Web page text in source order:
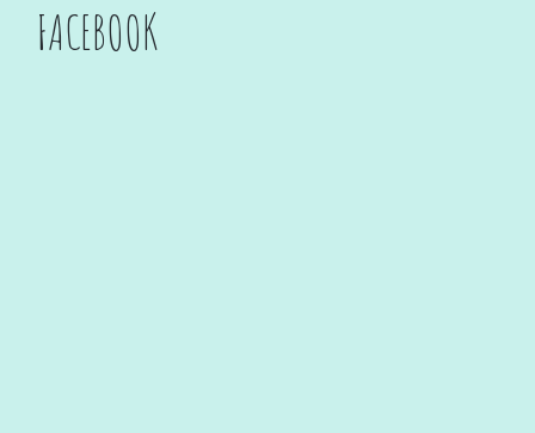
FACEBOOK